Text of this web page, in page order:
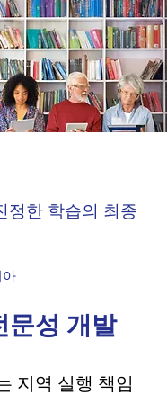
정한 학습의 최종
아
문성 개발
지역 실행 책임